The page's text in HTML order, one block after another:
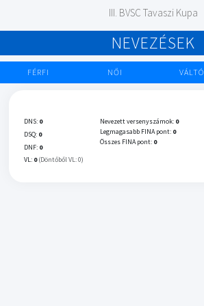
III. BVSC Tavaszi Kupa
NEVEZÉSEK
FÉRFI NŐI VÁLTÓ
DNS: 0
DSQ: 0
DNF: 0
VL: 0 (Döntőből VL: 0)
Nevezett versenyszámok: 0
Legmagasabb FINA pont: 0
Összes FINA pont: 0